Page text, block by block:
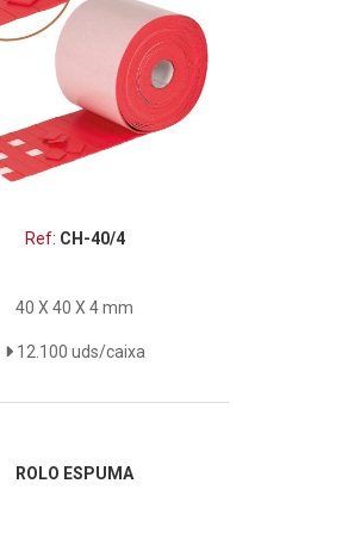
Ref: CH-40/4
40 X 40 X 4 mm
12.100 uds/caixa
ROLO ESPUMA